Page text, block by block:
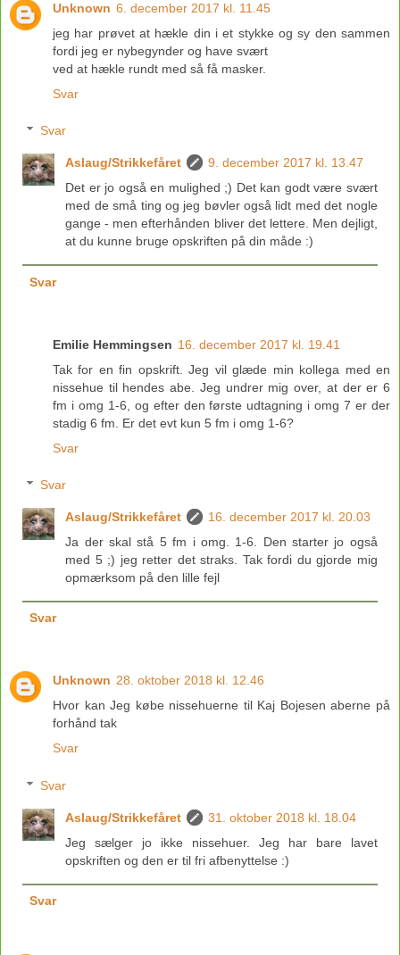
Unknown 6. december 2017 kl. 11.45
jeg har prøvet at hækle din i et stykke og sy den sammen
fordi jeg er nybegynder og have svært
ved at hækle rundt med så få masker.
Svar
Svar
Aslaug/Strikkefåret
9. december 2017 kl. 13.47
Det er jo også en mulighed ;) Det kan godt være svært
med de små ting og jeg bøvler også lidt med det nogle
gange - men efterhånden bliver det lettere. Men dejligt,
at du kunne bruge opskriften på din måde :)
Svar
Emilie Hemmingsen 16. december 2017 kl. 19.41
Tak for en fin opskrift. Jeg vil glæde min kollega med en
nissehue til hendes abe. Jeg undrer mig over, at der er 6
fm i omg 1-6, og efter den første udtagning i omg 7 er der
stadig 6 fm. Er det evt kun 5 fm i omg 1-6?
Svar
Svar
Aslaug/Strikkefåret
16. december 2017 kl. 20.03
Ja der skal stå 5 fm i omg. 1-6. Den starter jo også
med 5 ;) jeg retter det straks. Tak fordi du gjorde mig
opmærksom på den lille fejl
Svar
Unknown 28. oktober 2018 kl. 12.46
Hvor kan Jeg købe nissehuerne til Kaj Bojesen aberne på
forhånd tak
Svar
Svar
Aslaug/Strikkefåret
31. oktober 2018 kl. 18.04
Jeg sælger jo ikke nissehuer. Jeg har bare lavet
opskriften og den er til fri afbenyttelse :)
Svar